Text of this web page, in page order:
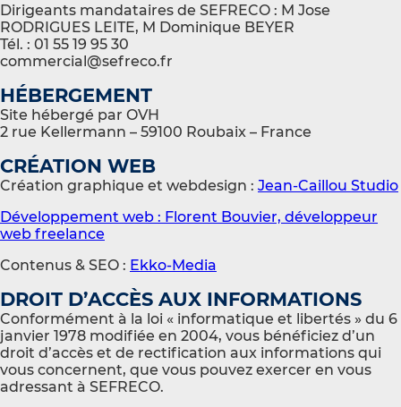
Dirigeants mandataires de SEFRECO : M Jose
RODRIGUES LEITE, M Dominique BEYER
Tél. : 01 55 19 95 30
commercial@sefreco.fr
HÉBERGEMENT
Site hébergé par OVH
2 rue Kellermann – 59100 Roubaix – France
CRÉATION WEB
Création graphique et webdesign : Jean-Caillou Studio
Développement web : Florent Bouvier, développeur
web freelance
Contenus & SEO : Ekko-Media
DROIT D’ACCÈS AUX INFORMATIONS
Conformément à la loi « informatique et libertés » du 6
janvier 1978 modifiée en 2004, vous bénéficiez d’un
droit d’accès et de rectification aux informations qui
vous concernent, que vous pouvez exercer en vous
adressant à SEFRECO.